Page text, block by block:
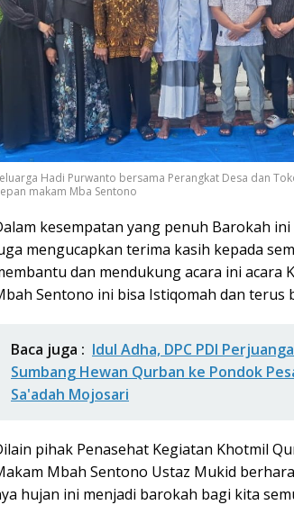
Hadi Purwanto bersama Perangkat Desa dan
makam Mba Sentono
kesempatan yang penuh Barokah
mengucapkan terima kasih kepada
dan mendukung acara ini acara
Sentono ini bisa Istiqomah dan terus
Baca juga : Idul Adha, DPC PDI
Sumbang Hewan Qurban ke Pondok
Sa'adah Mojosari
pihak Penasehat Kegiatan Khotmil
Mbah Sentono Ustaz Mukid
hujan ini menjadi barokah bagi kita